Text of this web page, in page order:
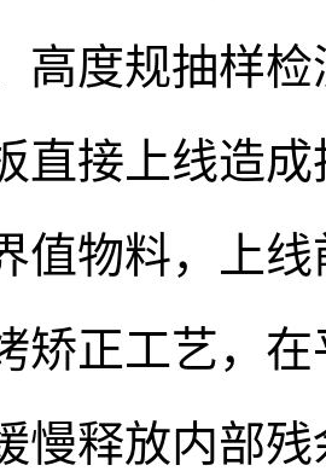
高度规抽样
直接上线造
值物料，上
矫正工艺，
慢释放内部